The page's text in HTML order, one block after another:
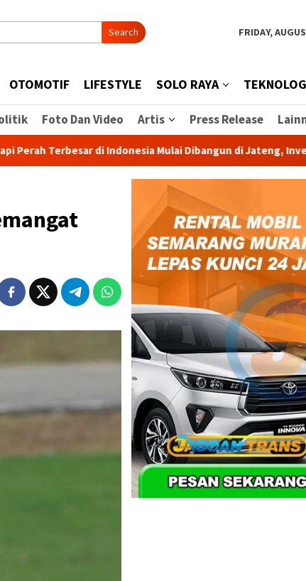
Search FRIDAY,
OTOMOTIF LIFESTYLE SOLO RAYA
Foto Dan Video Artis Press Release
Terbesar di Indonesia Mulai Dibangun di Jateng, Investasi Rp